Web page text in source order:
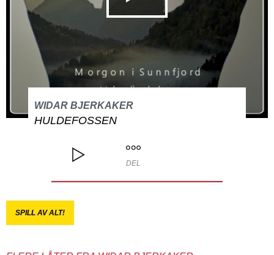
WIDAR BJERKAKER
HULDEFOSSEN
DEL
SPILL AV ALT!